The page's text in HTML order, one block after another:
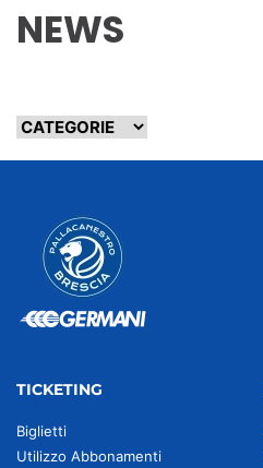
NEWS
TICKETING
Biglietti
Utilizzo Abbonamenti